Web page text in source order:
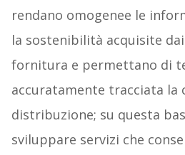
rendano omogenee le
la sostenibilità acquisite
fornitura e permettano di
accuratamente tracciata la
distribuzione; su questa
sviluppare servizi che